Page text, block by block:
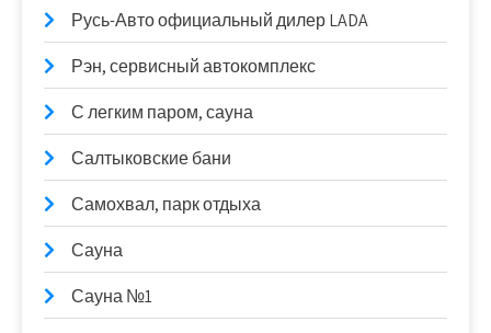
Русь-Авто официальный дилер LADA
Рэн, сервисный автокомплекс
С легким паром, сауна
Салтыковские бани
Самохвал, парк отдыха
Сауна
Сауна №1